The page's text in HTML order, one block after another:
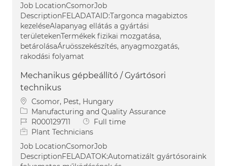
Job LocationCsomorJob
DescriptionFELADATAID:Targonca magabiztos
kezeléseAlapanyag ellátás a gyártási
területekenTermékek fizikai mozgatása,
betárolásaÁruösszekészítés, anyagmozgatás,
rakodási folyamat
Mechanikus gépbeállító / Gyártósori
technikus
Location
Csomor, Pest, Hungary
Category
Manufacturing and Quality Assurance
Job IdR000129711 Job Type
Full time
Plant Technicians
Job LocationCsomorJob
DescriptionFELADATOK:Automatizált gyártósoraink